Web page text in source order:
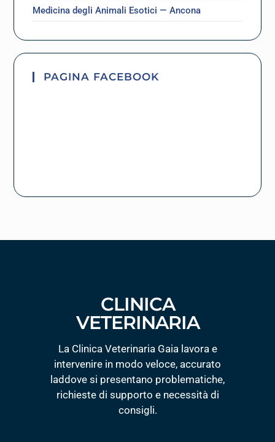
Medicina degli Animali Esotici — Ancona
PAGINA FACEBOOK
CLINICA
VETERINARIA
La Clinica Veterinaria Gaia lavora e
intervenire in modo veloce, accurato
laddove si presentano problematiche,
richieste di supporto e necessità di
consigli.